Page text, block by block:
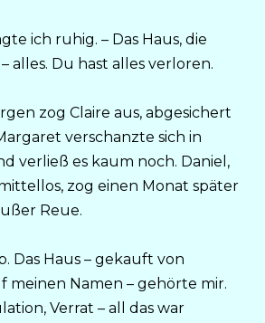
ich ruhig. – Das Haus, die
alles. Du hast alles verloren.
zog Claire aus, abgesichert
verschanzte sich in
verließ es kaum noch. Daniel,
zog einen Monat später
Reue.
Das Haus – gekauft von
meinen Namen – gehörte mir.
Verrat – all das war